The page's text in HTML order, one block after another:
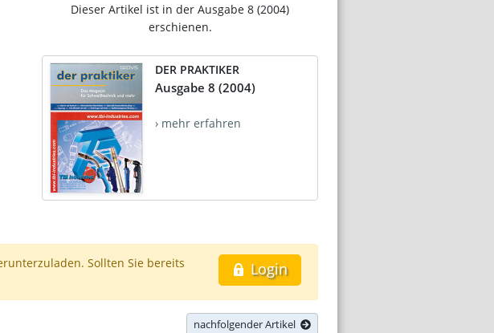
Dieser Artikel ist in der Ausgabe 8 (2004)
erschienen.
DER PRAKTIKER
Ausgabe 8 (2004)
› mehr erfahren
Login
Sollten Sie bereits
nachfolgender Artikel